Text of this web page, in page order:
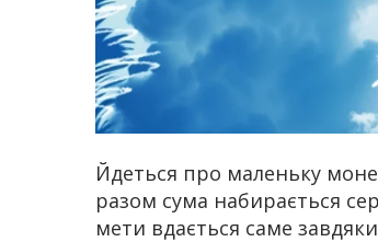
Йдеться про маленьку
разом сума набирається
мети вдається саме